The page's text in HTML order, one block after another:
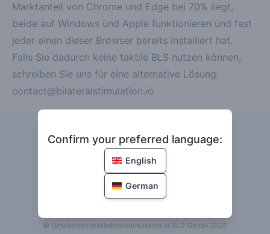
Confirm your preferred language:
English
German
Marktanteil von Chrome und Edge bei 70% liegt,
beide auf Windows und Apple funktionieren und fast
jeder einen dieser Browser bereits installiert hat.
Falls Sie dadurch keine taktile BLS nutzen können,
schreiben Sie uns für eine alternative Lösung:
contact@bilateralstimulation.io
Sprache
DatenschutzAGBImpressum
© Urheberrecht bilateralstimulation.io BLS GmbH 2026